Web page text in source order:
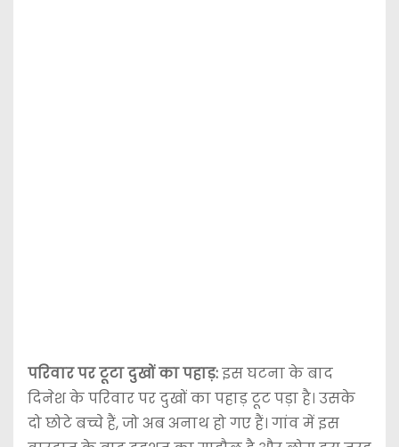
परिवार पर टूटा दुखों का पहाड़:इस घटना के बाद
दिनेश के परिवार पर दुखों का पहाड़ टूट पड़ा है। उसके
दो छोटे बच्चे हैं, जो अब अनाथ हो गए हैं। गांव में इस